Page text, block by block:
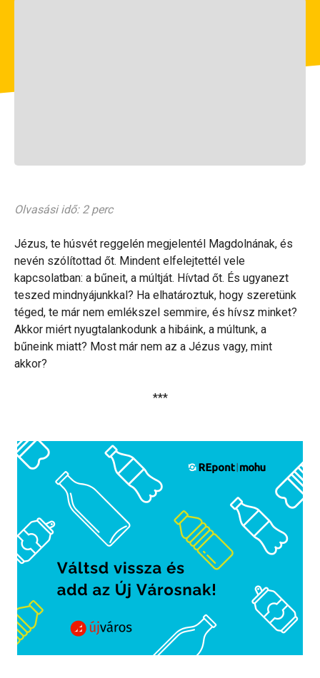
Olvasási idő: 2 perc
Jézus, te húsvét reggelén megjelentél Magdolnának, és
nevén szólítottad őt. Mindent elfelejtettél vele
kapcsolatban: a bűneit, a múltját. Hívtad őt. És ugyanezt
teszed mindnyájunkkal? Ha elhatároztuk, hogy szeretünk
téged, te már nem emlékszel semmire, és hívsz minket?
Akkor miért nyugtalankodunk a hibáink, a múltunk, a
bűneink miatt? Most már nem az a Jézus vagy, mint
akkor?
***